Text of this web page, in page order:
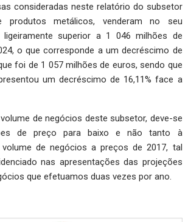
consideradas neste relatório do subsetor
produtos metálicos, venderam no seu
superior a 1 046 milhões de
o que corresponde a um decréscimo de
foi de 1 057 milhões de euros, sendo que
um decréscimo de 16,11% face a
de negócios deste subsetor, deve-se
de preço para baixo e não tanto à
de negócios a preços de 2017, tal
nas apresentações das projeções
que efetuamos duas vezes por ano.